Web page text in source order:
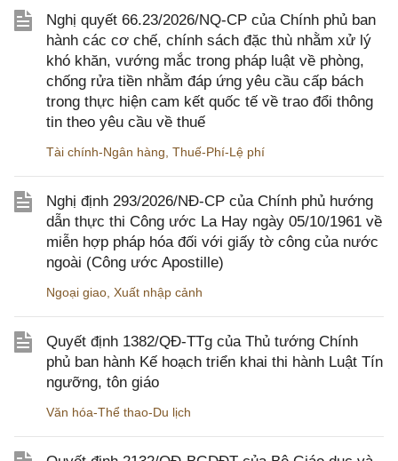
Nghị quyết 66.23/2026/NQ-CP của Chính phủ ban
hành các cơ chế, chính sách đặc thù nhằm xử lý
khó khăn, vướng mắc trong pháp luật về phòng,
chống rửa tiền nhằm đáp ứng yêu cầu cấp bách
trong thực hiện cam kết quốc tế về trao đổi thông
tin theo yêu cầu về thuế
Tài chính-Ngân hàng Thuế-Phí-Lệ phí
Nghị định 293/2026/NĐ-CP của Chính phủ hướng
dẫn thực thi Công ước La Hay ngày 05/10/1961 về
miễn hợp pháp hóa đối với giấy tờ công của nước
ngoài (Công ước Apostille)
Ngoại giao Xuất nhập cảnh
Quyết định 1382/QĐ-TTg của Thủ tướng Chính
phủ ban hành Kế hoạch triển khai thi hành Luật Tín
ngưỡng, tôn giáo
Văn hóa-Thể thao-Du lịch